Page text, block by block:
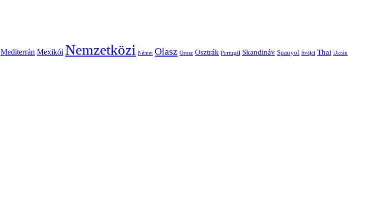
Mediterrán Mexikói Nemzetközi Német Olasz Orosz Osztrák Portugál Skandináv Spanyol Svájci Thai Ukrán